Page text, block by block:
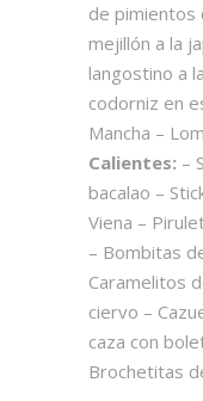
de pimientos
mejillón a la
langostino a
codorniz en
Mancha –
Calientes: –
bacalao –
Viena –
– Bombitas
Caramelitos
ciervo –
caza con
Brochetitas